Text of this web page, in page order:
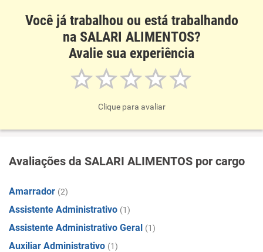
Você já trabalhou ou está trabalhando
na SALARI ALIMENTOS?
Avalie sua experiência
Clique para avaliar
Avaliações da SALARI ALIMENTOS por cargo
Amarrador (2)
Assistente Administrativo (1)
Assistente Administrativo Geral (1)
Auxiliar Administrativo (1)